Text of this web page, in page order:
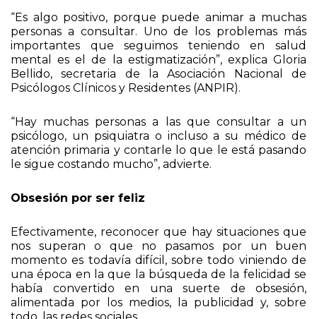
“Es algo positivo, porque puede animar a muchas
personas a consultar. Uno de los problemas más
importantes que seguimos teniendo en salud
mental es el de la estigmatización”, explica Gloria
Bellido, secretaria de la Asociación Nacional de
“Hay muchas personas a las que consultar a un
psicólogo, un psiquiatra o incluso a su médico de
atención primaria y contarle lo que le está pasando
Efectivamente, reconocer que hay situaciones que
nos superan o que no pasamos por un buen
momento es todavía difícil, sobre todo viniendo de
una época en la que la búsqueda de la felicidad se
había convertido en una suerte de obsesión,